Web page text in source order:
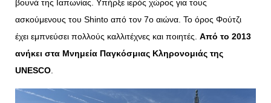
βουνά της Ιαπωνίας. Υπήρξε ιερός χώρος για τους
ασκούμενους του Shinto από τον 7ο αιώνα. Το όρος Φούτζι
έχει εμπνεύσει πολλούς καλλιτέχνες και ποιητές. Από το 2013
ανήκει στα Μνημεία Παγκόσμιας Κληρονομιάς της
UNESCO